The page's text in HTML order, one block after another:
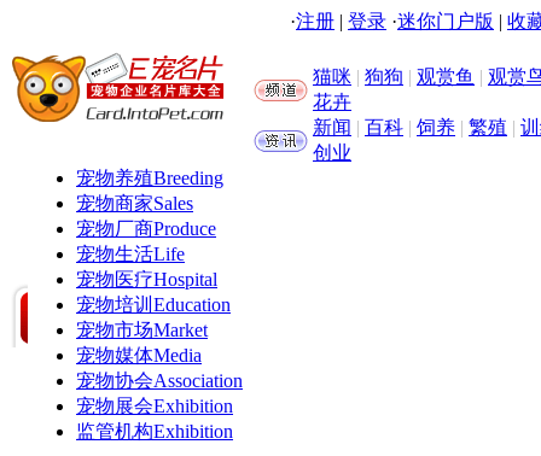
·注册 | 登录 ·迷你门户版 | 收
猫咪 | 狗狗 | 观赏鱼 | 观赏
花卉
新闻 | 百科 | 饲养 | 繁殖 |
创业
宠物养殖Breeding
宠物商家Sales
宠物厂商Produce
宠物生活Life
宠物医疗Hospital
宠物培训 Education
宠物市场Market
宠物媒体Media
宠物协会Association
宠物展会Exhibition
监管机构Exhibition